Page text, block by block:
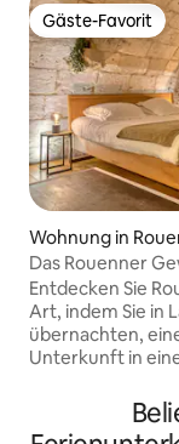
Gäste-Favorit
Gäste-Favorit
Wohnung in
Das Rouenner
Entdecken Sie
Art, indem Sie in
übernachten,
Unterkunft in
historischen Zentrums.
Schritte vom